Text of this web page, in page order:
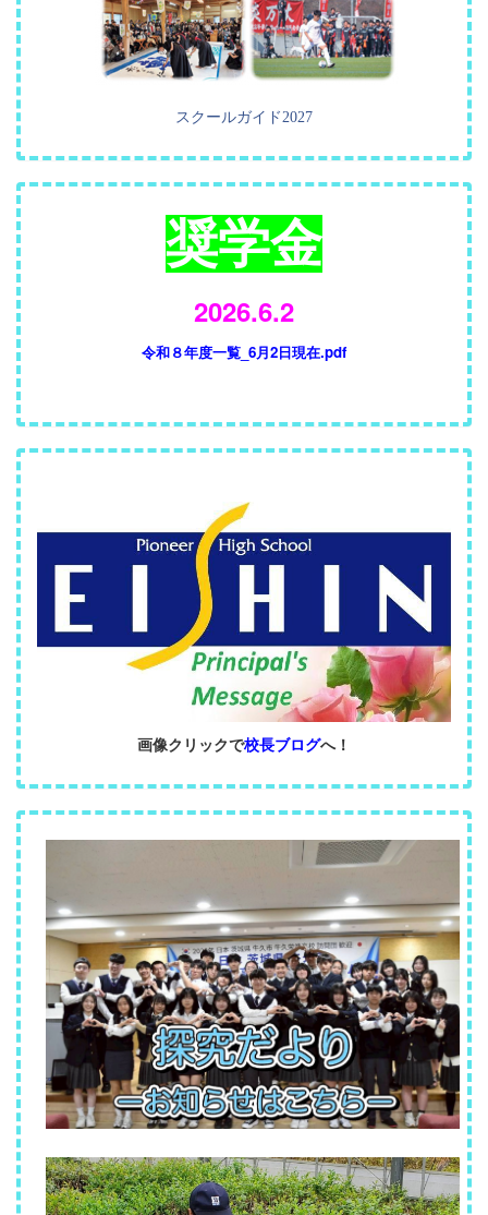
スクールガイド2027
奨学金
2026.6.2
令和８年度一覧_6月2日現在.pdf
画像クリックで校長ブログへ！